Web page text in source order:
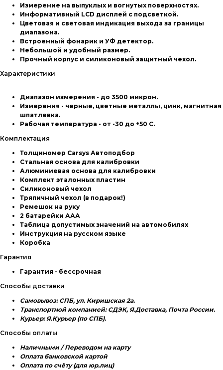
Измерение на выпуклых и вогнутых поверхностях.
Информативный LCD дисплей с подсветкой.
Цветовая и световая индикация выхода за границы
диапазона.
Встроенный фонарик и УФ детектор.
Небольшой и удобный размер.
Прочный корпус и силиконовый защитный чехол.
Характеристики
Диапазон измерения - до 3500 микрон.
Измерения - черные, цветные металлы, цинк, магнитная
шпатлевка.
Рабочая температура - от -30 до +50 С.
Комплектация
Толщиномер Carsys Автоподбор
Стальная основа для калибровки
Алюминиевая основа для калибровки
Комплект эталонных пластин
Силиконовый чехол
Тряпичный чехол (в подарок!)
Ремешок на руку
2 батарейки ААА
Таблица допустимых значений на автомобилях
Инструкция на русском языке
Коробка
Гарантия
Гарантия - бессрочная
Способы доставки
Самовывоз: СПБ, ул. Киришская 2а.
Транспортной компанией: СДЭК, Я.Доставка, Почта России.
Курьер: Я.Курьер (по СПБ).
Способы оплаты
Наличными / Переводом на карту
Оплата банковской картой
Оплата по счёту (для юр.лиц)